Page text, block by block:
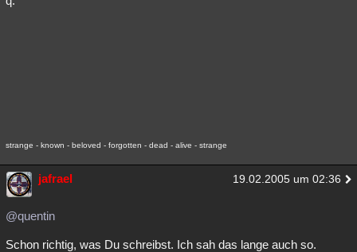
strange - known - beloved - forgotten - dead - alive - strange
jafrael 19.02.2005 um 02:36
@quentin
Schon richtig, was Du schreibst. Ich sah das lange auch so.